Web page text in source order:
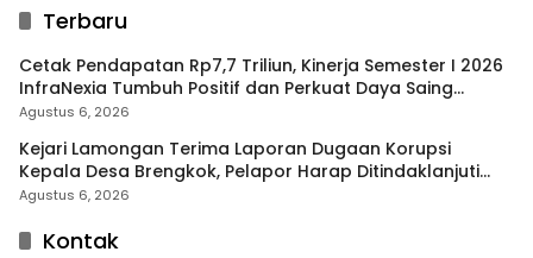
Terbaru
Cetak Pendapatan Rp7,7 Triliun, Kinerja Semester I 2026
InfraNexia Tumbuh Positif dan Perkuat Daya Saing
Industri Digital
Agustus 6, 2026
Kejari Lamongan Terima Laporan Dugaan Korupsi
Kepala Desa Brengkok, Pelapor Harap Ditindaklanjuti
Secara Profesional
Agustus 6, 2026
Kontak